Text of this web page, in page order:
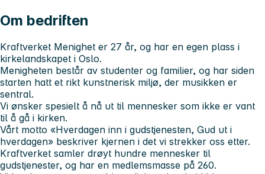
Om bedriften
Kraftverket Menighet er 27 år, og har en egen plass i
kirkelandskapet i Oslo.
Menigheten består av studenter og familier, og har siden
starten hatt et rikt kunstnerisk miljø, der musikken er
sentral.
Vi ønsker spesielt å nå ut til mennesker som ikke er vant
til å gå i kirken.
Vårt motto «Hverdagen inn i gudstjenesten, Gud ut i
hverdagen» beskriver kjernen i det vi strekker oss etter.
Kraftverket samler drøyt hundre mennesker til
gudstjenester, og har en medlemsmasse på 260.